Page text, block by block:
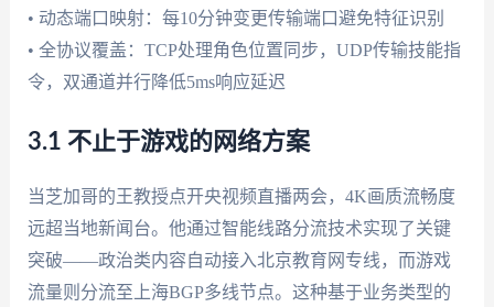
• 动态端口映射：每10分钟变更传输端口避免特征识别
• 全协议覆盖：TCP处理角色位置同步，UDP传输技能指
令，双通道并行降低5ms响应延迟
3.1 不止于游戏的网络方案
当芝加哥的王教授点开央视频直播两会，4K画质流畅度
远超当地新闻台。他通过智能线路分流技术实现了关键
突破——政治类内容自动接入北京教育网专线，而游戏
流量则分流至上海BGP多线节点。这种基于业务类型的